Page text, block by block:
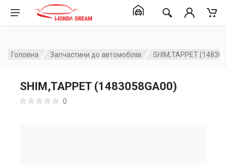
Головна Запчастини до автомобілів SHIM,TAPPET
SHIM,TAPPET (1483058GA00)
0